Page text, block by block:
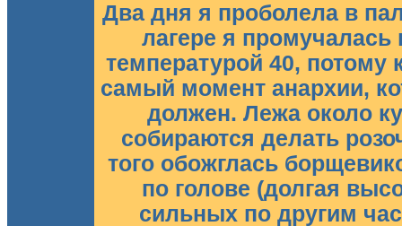
Два дня я проболела в
лагере я
температурой 40, потому
самый момент анархии,
должен. Лежа около
собираются делать
того обожглась
по голове (долгая
сильных по другим